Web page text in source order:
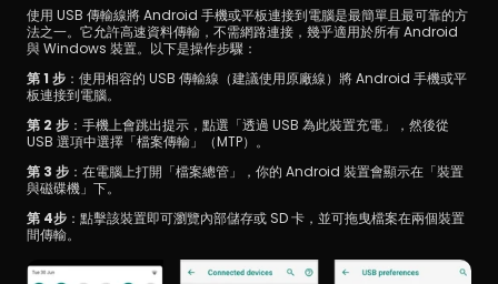
使用 USB 傳輸線將 Android 手機或平板連接到電腦是最簡單且最可靠的方
法之一。它允許高速資料傳輸，不需網路連接，幾乎適用於所有 Android
與 Windows 裝置。以下是操作步驟：
第 1 步 ：使用相容的 USB 傳輸線（建議使用原廠線）將 Android 手機或平
板連接到電腦。
第 2 步 ：手機上會跳出提示，點選「透過 USB 為此裝置充電」，然後從
USB 選項中選擇「檔案傳輸」（MTP）。
第 3 步 ：在電腦上打開「檔案總管」，你的 Android 裝置會顯示在「裝置
與磁碟機」下。
第 4步 ：點擊該裝置即可瀏覽內部儲存或 SD 卡，並可拖曳檔案在兩個裝置
間傳輸。